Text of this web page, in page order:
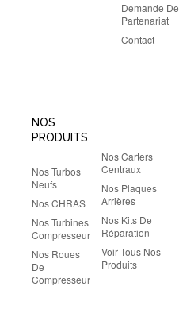
Demande De
Partenariat
Contact
NOS
PRODUITS
Nos Turbos
Neufs
Nos CHRAS
Nos Turbines
Compresseur
Nos Roues
De
Compresseur
Nos Carters
Centraux
Nos Plaques
Arrières
Nos Kits De
Réparation
Voir Tous Nos
Produits